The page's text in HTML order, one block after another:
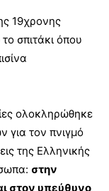
19χρονης
σπιτάκι όπου
ολοκληρώθηκε
για τον πνιγμό
της Ελληνικής
στην
στον υπεύθυνο